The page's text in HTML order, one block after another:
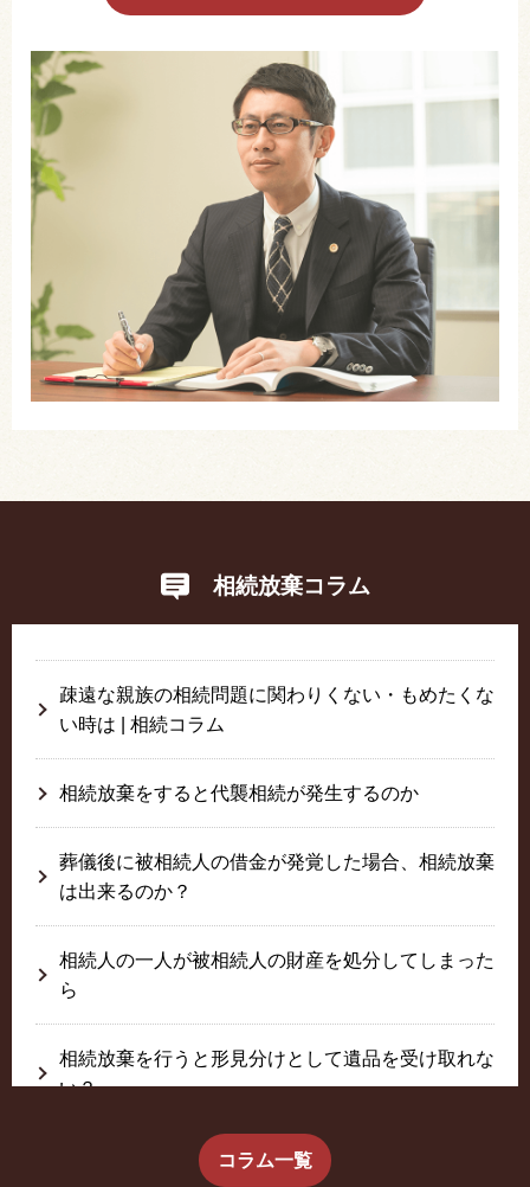
相続放棄コラム
疎遠な親族の相続問題に関わりくない・もめたくな
い時は | 相続コラム
相続放棄をすると代襲相続が発生するのか
葬儀後に被相続人の借金が発覚した場合、相続放棄
は出来るのか？
相続人の一人が被相続人の財産を処分してしまった
ら
相続放棄を行うと形見分けとして遺品を受け取れな
い？
生前に相続放棄すると約束した念書は有効か？
コラム一覧